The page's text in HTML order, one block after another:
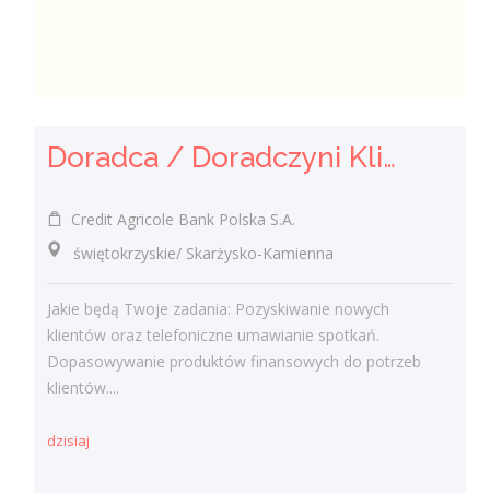
Doradca / Doradczyni Klienta
Credit Agricole Bank Polska S.A.
świętokrzyskie/ Skarżysko-Kamienna
Jakie będą Twoje zadania: Pozyskiwanie nowych
klientów oraz telefoniczne umawianie spotkań.
Dopasowywanie produktów finansowych do potrzeb
klientów....
dzisiaj